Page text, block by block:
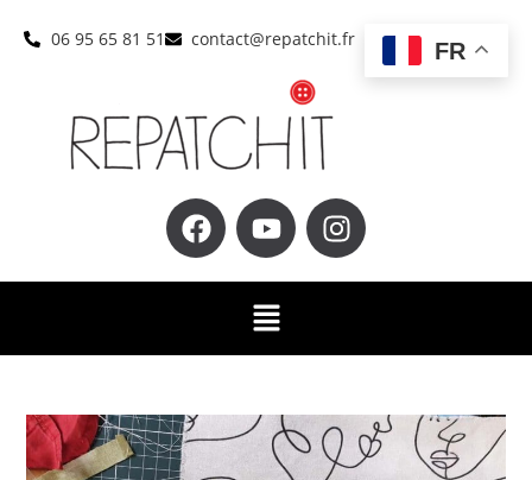
06 95 65 81 51 contact@repatchit.fr FR